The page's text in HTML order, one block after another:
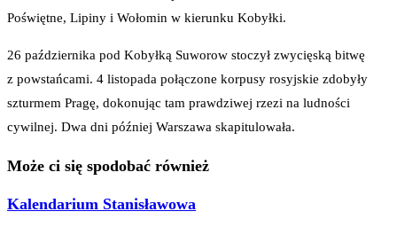
Poświętne, Lipiny i Wołomin w kierunku Kobyłki.
26 października pod Kobyłką Suworow stoczył zwycięską bitwę
z powstańcami. 4 listopada połączone korpusy rosyjskie zdobyły
szturmem Pragę, dokonując tam prawdziwej rzezi na ludności
cywilnej. Dwa dni później Warszawa skapitulowała.
Może ci się spodobać również
Kalendarium Stanisławowa